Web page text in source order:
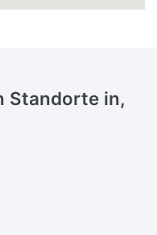
Standorte in,